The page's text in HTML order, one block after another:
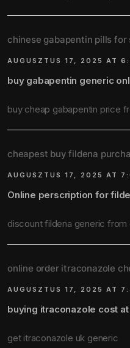
chinese gabapentin pills for
AUGUSZTUS 17, 2025 AT
buy gabapentin generic
buy cheap gabapentin price
cheapest buy fildena
AUGUSZTUS 17, 2025 AT
Online perscription for
discount fildena generic from
online order itraconazole
AUGUSZTUS 17, 2025 AT
buying itraconazole cost
get itraconazole uk generic